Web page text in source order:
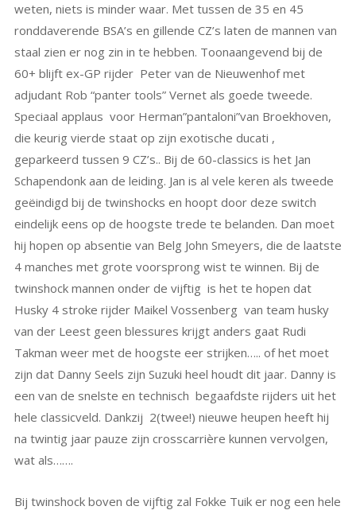
weten, niets is minder waar. Met tussen de 35 en 45
ronddaverende BSA’s en gillende CZ’s laten de mannen van
staal zien er nog zin in te hebben. Toonaangevend bij de
60+ blijft ex-GP rijder Peter van de Nieuwenhof met
adjudant Rob “panter tools” Vernet als goede tweede.
Speciaal applaus voor Herman”pantaloni”van Broekhoven,
die keurig vierde staat op zijn exotische ducati ,
geparkeerd tussen 9 CZ’s.. Bij de 60-classics is het Jan
Schapendonk aan de leiding. Jan is al vele keren als tweede
geëindigd bij de twinshocks en hoopt door deze switch
eindelijk eens op de hoogste trede te belanden. Dan moet
hij hopen op absentie van Belg John Smeyers, die de laatste
4 manches met grote voorsprong wist te winnen. Bij de
twinshock mannen onder de vijftig is het te hopen dat
Husky 4 stroke rijder Maikel Vossenberg van team husky
van der Leest geen blessures krijgt anders gaat Rudi
Takman weer met de hoogste eer strijken….. of het moet
zijn dat Danny Seels zijn Suzuki heel houdt dit jaar. Danny is
een van de snelste en technisch begaafdste rijders uit het
hele classicveld. Dankzij 2(twee!) nieuwe heupen heeft hij
na twintig jaar pauze zijn crosscarrière kunnen vervolgen,
wat als…….
Bij twinshock boven de vijftig zal Fokke Tuik er nog een hele